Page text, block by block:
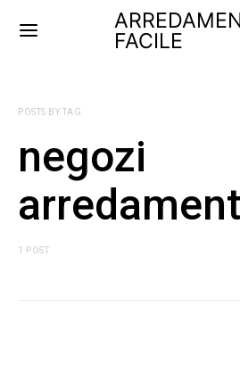
FACILE
POSTS BY TAG
negozi
1 POST